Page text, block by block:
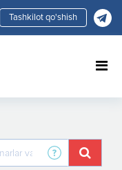
Tashkilot qo'shish